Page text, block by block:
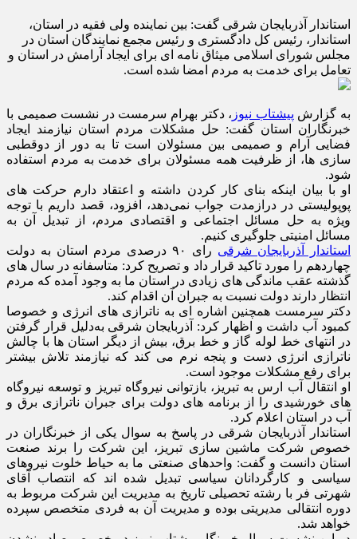
استاندار آذربایجان شرقی گفت: بین نماینده ولی فقیه در استان،
استاندار، رئیس کل دادگستری و رئیس مجمع نمایندگان استان در
مجلس شورای اسلامی میثاق نامه ای برای ایجاد آرامش در استان و
تعامل برای خدمت به مردم امضا شده است.
به گزارش پیشتاب نیوز ، دکتر بهرام سرمست در نشست صمیمی با
خبرنگاران استان گفت: حل مشکلات مردم استان نیازمند ایجاد
فضایی آرام و صمیمی بین مسئولان است تا به دور از دو‌قطبی
سازی ها، از ظرفیت همه مسئولان برای خدمت به مردم استفاده
شود.
او با بیان اینکه بنای کار‌ کردن داشته و اعتقاد دارم حرکت های
پوپولیستی در درازمدت جواب نمی‌دهد، افزود، قصد داریم با توجه
ویژه به حل مسائل اجتماعی و اقتصادی مردم، از تبدیل آن به
مسائل امنیتی جلوگیری کنیم.
استاندار آذربایجان شرقی
رای ۹۰ درصدی مردم استان به دولت
چهاردهم را مورد تاکید قرار داد و تصریح کرد: متاسفانه در سال های
گذشته عقب ماندگی های زیادی در استان ما به وجود آمده که مردم
انتظار دارند دولت نسبت به جبران آن اقدام کند.
دکتر سرمست همچنین اشاره ای به ناترازی های انرژی و خصوصا
کمبود آب داشت و اظهار کرد: آذربایجان شرقی به‌دلیل قرار گرفتن
در انتهای خط لوله گاز و خط برق، بیش از دیگر استان ها با چالش
ناترازی انرژی دست و پنجه نرم می کند که نیازمند تلاش بیشتر
برای رفع مشکلات موجود است.
او انتقال آب ارس به تبریز، بازتوانی نیروگاه تبریز و توسعه نیروگاه
های خورشیدی را از برنامه های دولت برای جبران ناترازی برق و
آب در استان اعلام کرد.
استاندار آذربایجان شرقی در پاسخ به سوال یکی از خبرنگاران در
خصوص شرکت ماشین سازی تبریز، این شرکت را برند صنعت
استان‌ دانست و گفت: واحد‌های صنعتی ما به حیاط خلوت نیروهای
سیاسی و کارگردانان سیاسی تبدیل شده اند که انتصاب آقای
شهرتی فر با رشته تحصیلی تاریخ به مدیریت این شرکت مربوط به
دوره انتقالی مدیریتی بوده و مدیریت آن به فردی متخصص سپرده
خواهد شد.